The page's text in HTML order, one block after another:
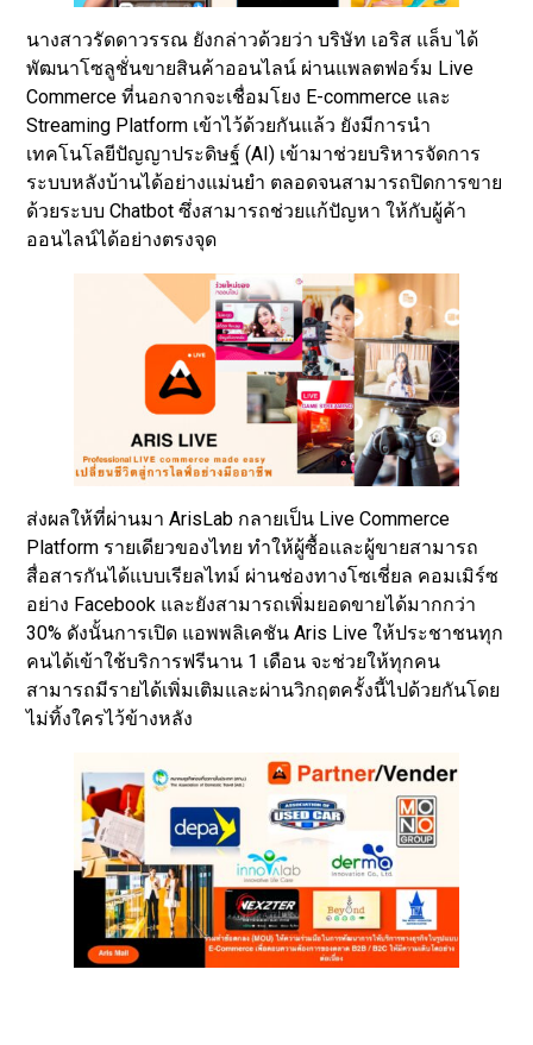
นางสาวรัดดาวรรณ ยังกล่าวด้วยว่า บริษัท เอริส แล็บ ได้
พัฒนาโซลูชั่นขายสินค้าออนไลน์ ผ่านแพลตฟอร์ม Live
Commerce ที่นอกจากจะเชื่อมโยง E-commerce และ
Streaming Platform เข้าไว้ด้วยกันแล้ว ยังมีการนำ
เทคโนโลยีปัญญาประดิษฐ์ (AI) เข้ามาช่วยบริหารจัดการ
ระบบหลังบ้านได้อย่างแม่นยำ ตลอดจนสามารถปิดการขาย
ด้วยระบบ Chatbot ซึ่งสามารถช่วยแก้ปัญหา ให้กับผู้ค้า
ออนไลน์ได้อย่างตรงจุด
ส่งผลให้ที่ผ่านมา ArisLab กลายเป็น Live Commerce
Platform รายเดียวของไทย ทำให้ผู้ซื้อและผู้ขายสามารถ
สื่อสารกันได้แบบเรียลไทม์ ผ่านช่องทางโซเชี่ยล คอมเมิร์ซ
อย่าง Facebook และยังสามารถเพิ่มยอดขายได้มากกว่า
30% ดังนั้นการเปิด แอพพลิเคชัน Aris Live ให้ประชาชนทุก
คนได้เข้าใช้บริการฟรีนาน 1 เดือน จะช่วยให้ทุกคน
สามารถมีรายได้เพิ่มเติมและผ่านวิกฤตครั้งนี้ไปด้วยกันโดย
ไม่ทิ้งใครไว้ข้างหลัง